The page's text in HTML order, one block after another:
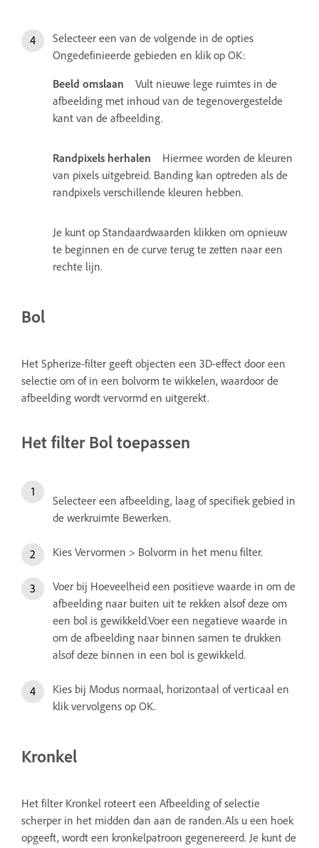
Selecteer een van de volgende in de opties
Ongedefinieerde gebieden en klik op OK:
Beeld omslaan
Vult nieuwe lege ruimtes in de
afbeelding met inhoud van de tegenovergestelde
kant van de afbeelding.
Randpixels herhalen
Hiermee worden de kleuren
van pixels uitgebreid. Banding kan optreden als de
randpixels verschillende kleuren hebben.
Je kunt op Standaardwaarden klikken om opnieuw
te beginnen en de curve terug te zetten naar een
rechte lijn.
Bol
Het Spherize-filter geeft objecten een 3D-effect door een
selectie om of in een bolvorm te wikkelen, waardoor de
afbeelding wordt vervormd en uitgerekt.
Het filter Bol toepassen
Selecteer een afbeelding, laag of specifiek gebied in
de werkruimte Bewerken.
Kies Vervormen > Bolvorm in het menu filter.
Voer bij Hoeveelheid een positieve waarde in om de
afbeelding naar buiten uit te rekken alsof deze om
een bol is gewikkeld.Voer een negatieve waarde in
om de afbeelding naar binnen samen te drukken
alsof deze binnen in een bol is gewikkeld.
Kies bij Modus normaal, horizontaal of verticaal en
klik vervolgens op OK.
Kronkel
Het filter Kronkel roteert een Afbeelding of selectie
scherper in het midden dan aan de randen.Als u een hoek
opgeeft, wordt een kronkelpatroon gegenereerd. Je kunt de